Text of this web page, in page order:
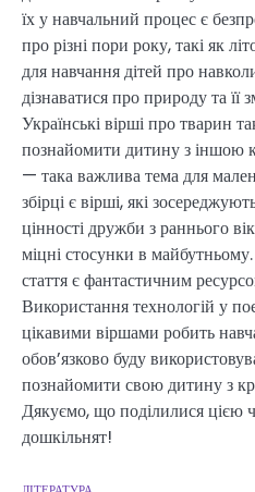
їх у навчальний процес є
про різні пори року, такі як
для навчання дітей про
дізнаватися про природу та її
Українські вірші про тварин
познайомити дитину з іншою
— така важлива тема для
збірці є вірші, які
цінності дружби з раннього
міцні стосунки в
стаття є фантастичним
Використання технологій у
цікавими віршами робить
обов’язково буду
познайомити свою дитину з
Дякуємо, що поділилися цією
дошкільнят!